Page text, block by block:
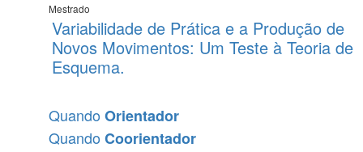
Mestrado
Variabilidade de Prática e a Produção de
Novos Movimentos: Um Teste à Teoria de
Esquema.
Quando Orientador
Quando Coorientador